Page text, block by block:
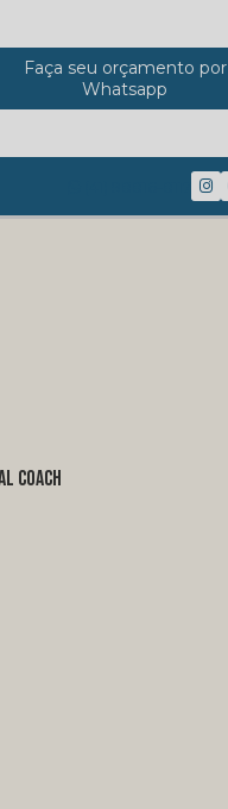
Faça seu orçamento por
Whatsapp
COACH